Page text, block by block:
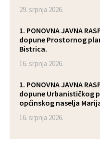
29. srpnja 2026.
1. PONOVNA JAVNA
dopune Prostornog
Bistrica.
16. srpnja 2026.
1. PONOVNA JAVNA
dopune Urbanističkog
općinskog naselja
16. srpnja 2026.